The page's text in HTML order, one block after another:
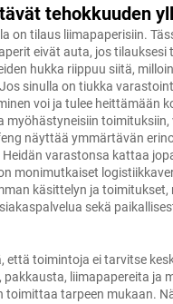
tehokkuuden
on tilaus liimapaperisiin.
eivät auta, jos tilauksesi
hukka riippuu siitä,
sinulla on tiukka
voi ja tulee heittämään
myöhästyneisiin toimituksiin,
näyttää ymmärtävän
varastonsa kattaa
monimutkaiset
käsittelyn ja toimitukset,
sekä
että toimintoja ei tarvitse
liimapapereita ja
toimittaa tarpeen mukaan.